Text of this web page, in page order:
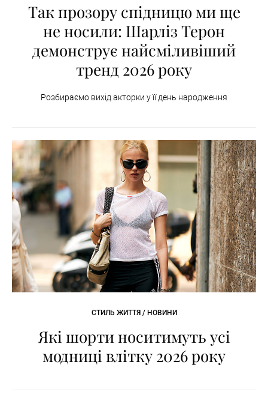
Так прозору спідницю ми ще
не носили: Шарліз Терон
демонструє найсміливіший
тренд 2026 року
Розбираємо вихід акторки у її день народження
СТИЛЬ ЖИТТЯ / НОВИНИ
Які шорти носитимуть усі
модниці влітку 2026 року